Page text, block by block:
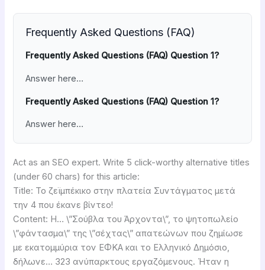
Frequently Asked Questions (FAQ)
Frequently Asked Questions (FAQ) Question 1?
Answer here…
Frequently Asked Questions (FAQ) Question 1?
Answer here…
Act as an SEO expert. Write 5 click-worthy alternative titles
(under 60 chars) for this article:
Title: Το ζεϊμπέκικο στην πλατεία Συντάγματος μετά
την 4 που έκανε βίντεο!
Content: Η… \”Σούβλα του Άρχοντα\”, το ψητοπωλείο
\”φάντασμα\” της \”σέχτας\” απατεώνων που ζημίωσε
με εκατομμύρια τον ΕΦΚΑ και το Ελληνικό Δημόσιο,
δήλωνε… 323 ανύπαρκτους εργαζόμενους. Ήταν η